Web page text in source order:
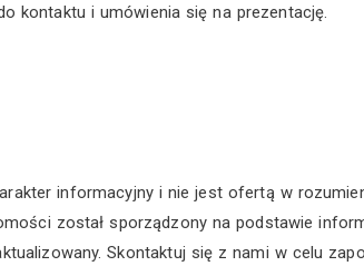
kontaktu i umówienia się na prezentację.
informacyjny i nie jest ofertą w
został sporządzony na podstawie
Skontaktuj się z nami w celu